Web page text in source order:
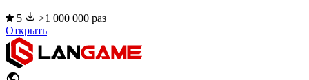
5
>1 000 000 раз
Открыть